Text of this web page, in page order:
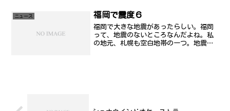
出してはいけません。最...
ニュース 福岡で震度６
福岡で大きな地震があったらしい。福岡
って、地震のないところなんだよね。私
の地元、札幌も空白地帯の一つ。地震対